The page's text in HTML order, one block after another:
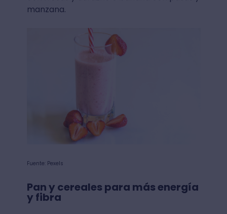
manzana.
Fuente: Pexels
Pan y cereales para más energía
y fibra